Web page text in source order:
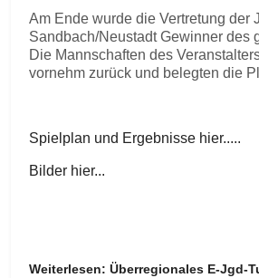
Am Ende wurde die Vertretung der
Sandbach/Neustadt Gewinner des
Die Mannschaften des
vornehm zurück und belegten die
Spielplan und Ergebnisse hier.....
Bilder hier...
Weiterlesen: Überregionales E-Jgd-